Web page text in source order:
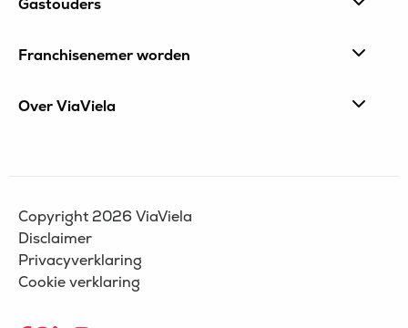
Gastouders
Franchisenemer worden
Over ViaViela
Copyright 2026 ViaViela
Disclaimer
Privacyverklaring
Cookie verklaring